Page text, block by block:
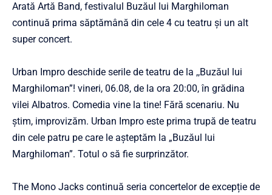
Arată Artă Band, festivalul Buzăul lui Marghiloman
continuă prima săptămână din cele 4 cu teatru și un alt
super concert.
Urban Impro deschide serile de teatru de la ,,Buzăul lui
Marghiloman”! vineri, 06.08, de la ora 20:00, în grădina
vilei Albatros. Comedia vine la tine! Fără scenariu. Nu
știm, improvizăm. Urban Impro este prima trupă de teatru
din cele patru pe care le așteptăm la „Buzăul lui
Marghiloman”. Totul o să fie surprinzător.
The Mono Jacks continuă seria concertelor de excepție de